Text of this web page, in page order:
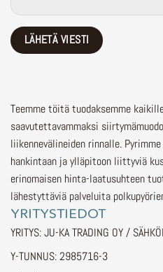
Teemme töitä tuodaksemme
saavutettavammaksi
liikennevälineiden rinnalle.
hankintaan ja ylläpitoon liittyviä
erinomaisen hinta-laatusuhteen
lähestyttäviä palveluita
YRITYSTIEDOT
YRITYS: JU-KA TRADING OY /
Y-TUNNUS: 2985716-3